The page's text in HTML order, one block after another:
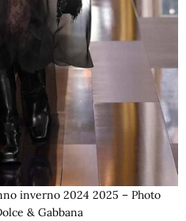
inverno 2024 2025 – Photo
& Gabbana